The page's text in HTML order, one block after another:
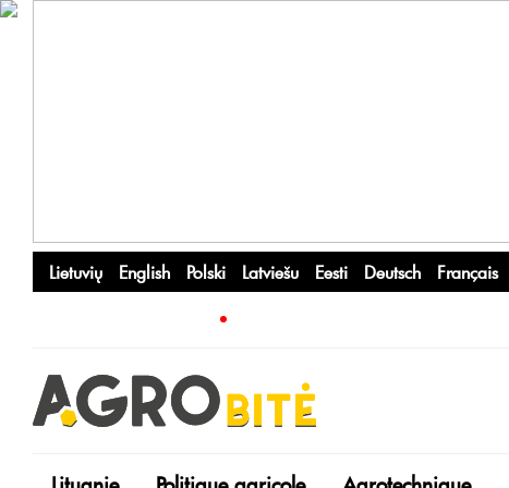
Lietuvių English Polski Latviešu Eesti Deutsch Français